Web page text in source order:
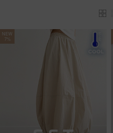
NEW
7%